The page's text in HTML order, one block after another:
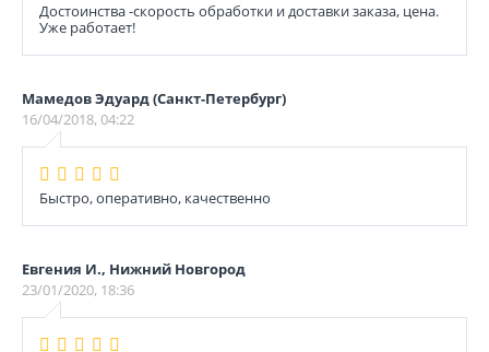
Достоинства -скорость обработки и доставки заказа, цена.
Уже работает!
Мамедов Эдуард (Санкт-Петербург)
16/04/2018, 04:22
Быстро, оперативно, качественно
Евгения И., Нижний Новгород
23/01/2020, 18:36